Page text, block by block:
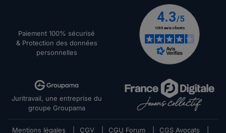
Paiement 100% sécurisé
& Protection des données
personnelles
Juritravail, une entreprise du
groupe Groupama
Mentions légales CGV CGU Forum CGS Avocats